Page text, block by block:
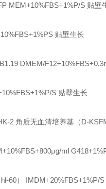
MEM+10%FBS+1%P/S 贴壁
贴壁生长
DMEM/
S 贴壁生长
2 角质无血清培养基（D-
ml
60） IMDM+20%FBS+1%P/